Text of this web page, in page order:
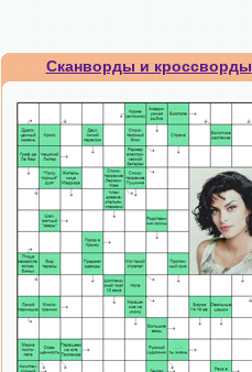
Сканворды и кроссворды